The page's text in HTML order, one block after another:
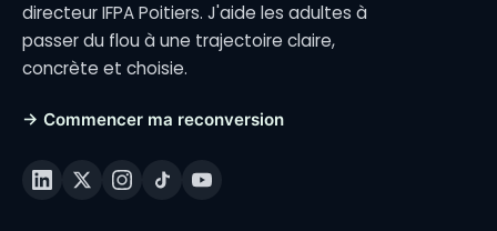
directeur IFPA Poitiers. J'aide les adultes à
passer du flou à une trajectoire claire,
concrète et choisie.
→ Commencer ma reconversion